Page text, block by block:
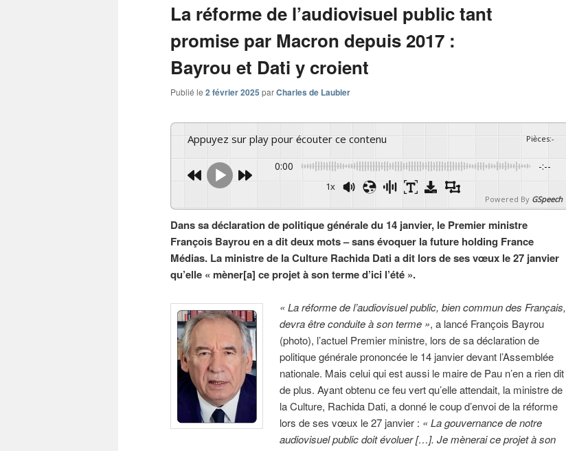
La réforme de l’audiovisuel public tant
promise par Macron depuis 2017 :
Bayrou et Dati y croient
Publié le 2 février 2025 parCharles de Laubier
Appuyez sur play pour écouter ce contenu Pièces:-
0:00 -:--
1x
Powered By GSpeech
Dans sa déclaration de politique générale du 14 janvier, le Premier ministre
François Bayrou en a dit deux mots – sans évoquer la future holding France
Médias. La ministre de la Culture Rachida Dati a dit lors de ses vœux le 27 janvier
qu’elle « mèner[a] ce projet à son terme d’ici l’été ».
« La réforme de l’audiovisuel public, bien commun des Français,
devra être conduite à son terme », a lancé François Bayrou
(photo), l’actuel Premier ministre, lors de sa déclaration de
politique générale prononcée le 14 janvier devant l’Assemblée
nationale. Mais celui qui est aussi le maire de Pau n’en a rien dit
de plus. Ayant obtenu ce feu vert qu’elle attendait, la ministre de
la Culture, Rachida Dati, a donné le coup d’envoi de la réforme
lors de ses vœux le 27 janvier : « La gouvernance de notre
audiovisuel public doit évoluer […]. Je mènerai ce projet à son